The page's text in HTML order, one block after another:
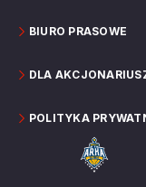
BIURO PRASOWE
DLA
POLITYKA